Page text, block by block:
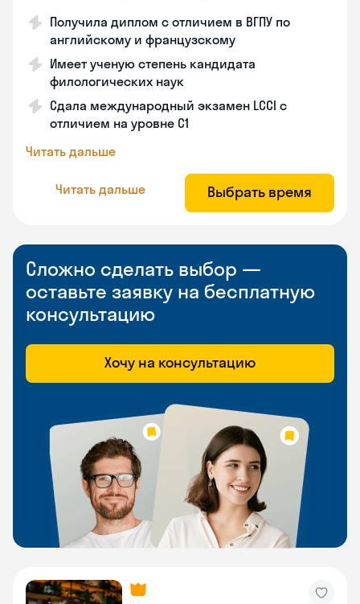
Получила диплом с отличием в ВГПУ по
английскому и французскому
Имеет ученую степень кандидата
филологических наук
Сдала международный экзамен LCCI с
отличием на уровне C1
Читать дальше
Читать дальше Выбрать время
Сложно сделать выбор —
оставьте заявку на бесплатную
консультацию
Хочу на консультацию